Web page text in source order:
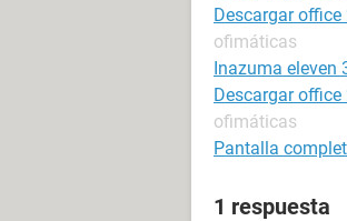
Descargar
ofimáticas
Inazuma eleven
Descargar
ofimáticas
Pantalla
1 respuesta